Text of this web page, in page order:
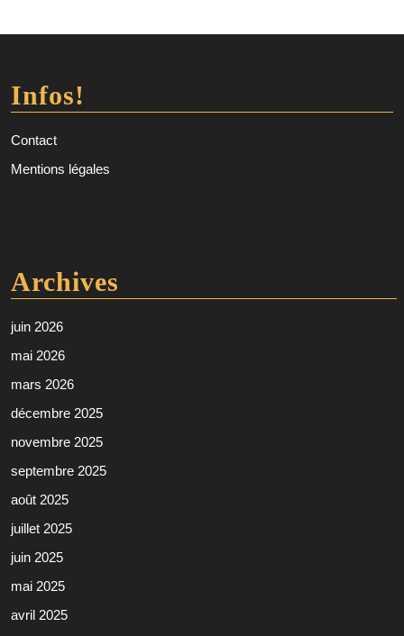
Infos!
Contact
Mentions légales
Archives
juin 2026
mai 2026
mars 2026
décembre 2025
novembre 2025
septembre 2025
août 2025
juillet 2025
juin 2025
mai 2025
avril 2025